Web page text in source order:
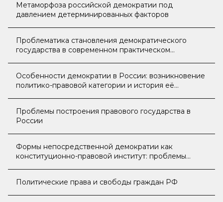
Метаморфоза российской демократии под
давлением детерминированных факторов
Проблематика становления демократического
государства в современном практическом
Особенности демократии в России: возникновение
политико-правовой категории и история её
Проблемы построения правового государства в
России
Формы непосредственной демократии как
конституционно-правовой институт: проблемы
Политические права и свободы граждан РФ